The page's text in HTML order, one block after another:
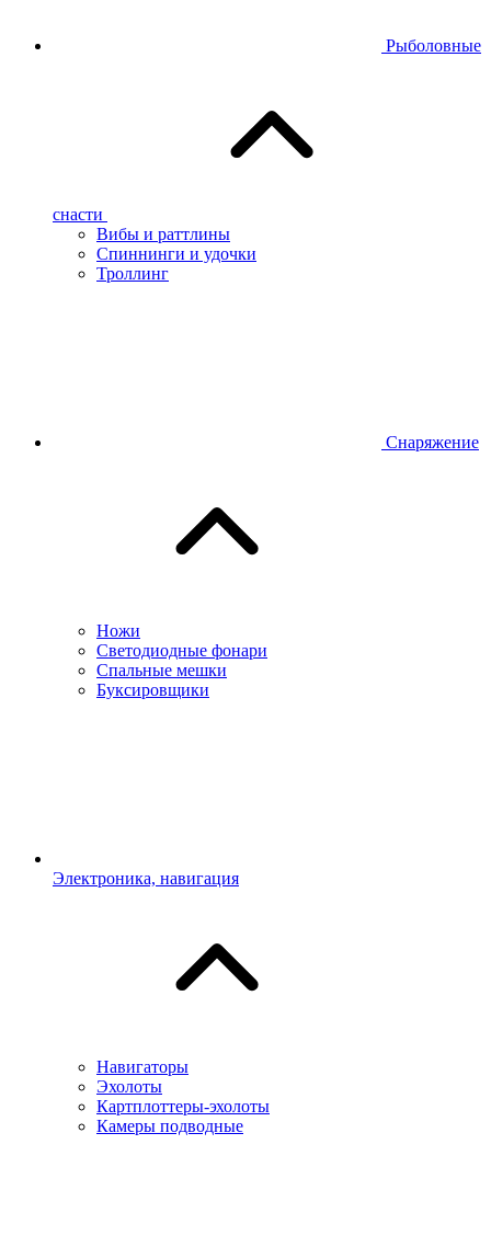
Рыболовные
снасти
Вибы и раттлины
Спиннинги и удочки
Троллинг
Снаряжение
Ножи
Светодиодные фонари
Спальные мешки
Буксировщики
Электроника, навигация
Навигаторы
Эхолоты
Картплоттеры-эхолоты
Камеры подводные